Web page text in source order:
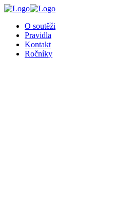
O soutěži
Pravidla
Kontakt
Ročníky